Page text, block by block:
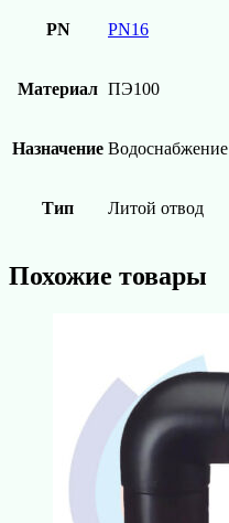
PN PN16
Материал ПЭ100
Назначение Водоснабжение
Тип Литой отвод
Похожие товары